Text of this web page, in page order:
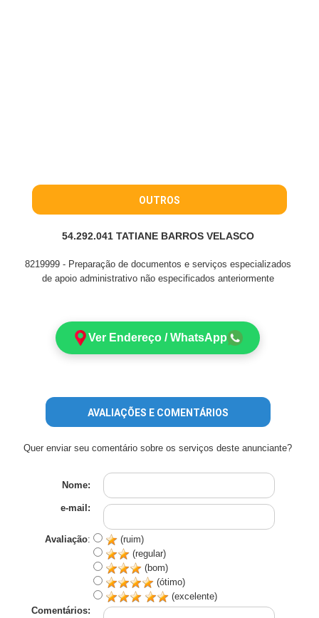
OUTROS
54.292.041 TATIANE BARROS VELASCO
8219999 - Preparação de documentos e serviços especializados
de apoio administrativo não especificados anteriormente
Ver Endereço / WhatsApp
AVALIAÇÕES E COMENTÁRIOS
Quer enviar seu comentário sobre os serviços deste anunciante?
Nome:
e-mail:
Avaliação:
(ruim)
(regular)
(bom)
(ótimo)
(excelente)
Comentários: